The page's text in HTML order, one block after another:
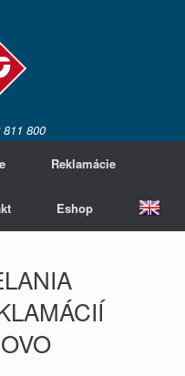
800
Reklamácie
Eshop